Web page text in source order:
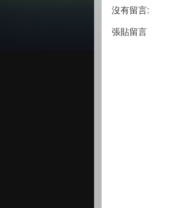
沒有留言:
張貼留言